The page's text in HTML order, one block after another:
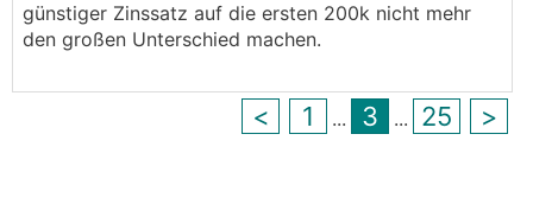
Ich bin der Meinung, dass ein Hausbau unter
einem Jahreseinkommen von 100.000€ aktuell
Wir haben ein Jahreseinkommen von ~170.000€
günstiger Zinssatz auf die ersten 200k nicht mehr
den großen Unterschied machen.
< 1 ... 3 ... 25 >